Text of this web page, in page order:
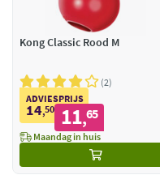
Kong Classic Rood M
2
ADVIESPRIJS
14,50 11,65
Maandag in huis